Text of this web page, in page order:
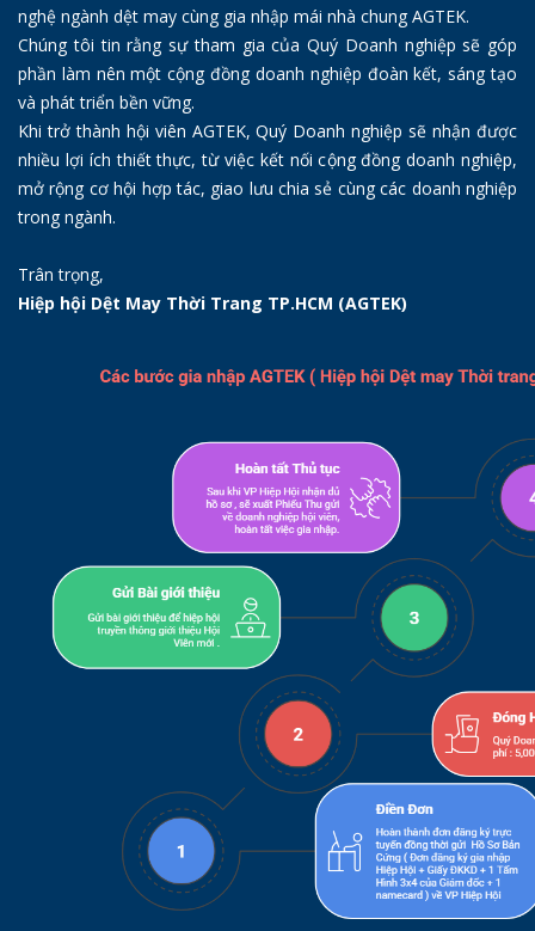
nghệ ngành dệt may cùng gia nhập mái nhà chung AGTEK.
Chúng tôi tin rằng sự tham gia của Quý Doanh nghiệp sẽ góp
phần làm nên một cộng đồng doanh nghiệp đoàn kết, sáng tạo
và phát triển bền vững.
Khi trở thành hội viên AGTEK, Quý Doanh nghiệp sẽ nhận được
nhiều lợi ích thiết thực, từ việc kết nối cộng đồng doanh nghiệp,
mở rộng cơ hội hợp tác, giao lưu chia sẻ cùng các doanh nghiệp
trong ngành.
Trân trọng,
Hiệp hội Dệt May Thời Trang TP.HCM (AGTEK)